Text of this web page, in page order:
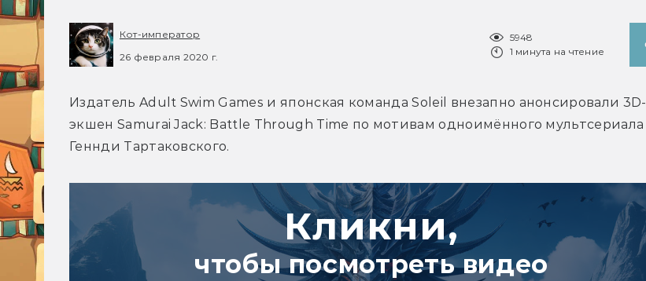
Кот-император
26 февраля 2020 г.
5948
1 минута на чтение
Издатель Adult Swim Games и японская команда Soleil внезапно анонсировали 3D-
экшен Samurai Jack: Battle Through Time по мотивам одноимённого мультсериала
Геннди Тартаковского.
Кликни,
чтобы посмотреть видео